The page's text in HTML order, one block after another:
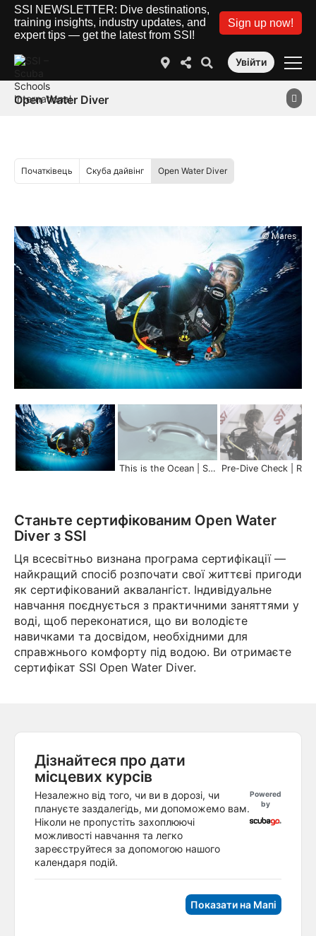
SSI NEWSLETTER: Dive destinations,
training insights, industry updates, and
expert tips — get the latest from SSI!
Sign up now!
Увійти
Open Water Diver
Початківець Скуба дайвінг Open Water Diver
© Mares
This is the Ocean | Scuba Schools International
Станьте сертифікованим Open Water
Diver з SSI
Ця всесвітньо визнана програма сертифікації —
найкращий спосіб розпочати свої життєві пригоди
як сертифікований аквалангіст. Індивідуальне
навчання поєднується з практичними заняттями у
воді, щоб переконатися, що ви володієте
навичками та досвідом, необхідними для
справжнього комфорту під водою. Ви отримаєте
сертифікат SSI Open Water Diver.
Дізнайтеся про дати
місцевих курсів
Незалежно від того, чи ви в дорозі, чи
плануєте заздалегідь, ми допоможемо вам.
Ніколи не пропустіть захоплюючі
можливості навчання та легко
зареєструйтеся за допомогою нашого
календаря подій.
Powered
by
Показати на Мапі